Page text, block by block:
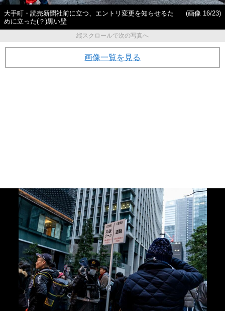
大手町・読売新聞社前に立つ、エントリ変更を知らせるた
めに立った(？)黒い壁
(画像 16/23)
縦スクロールで次の写真へ
画像一覧を見る